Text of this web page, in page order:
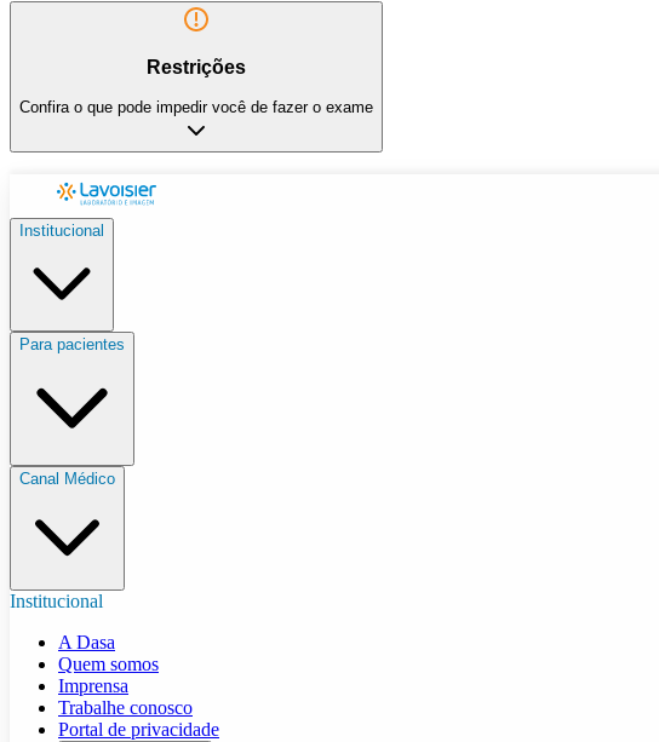
Restrições
Confira o que pode impedir você de fazer o exame
Institucional
Para pacientes
Canal Médico
Institucional
A Dasa
Quem somos
Imprensa
Trabalhe conosco
Portal de privacidade